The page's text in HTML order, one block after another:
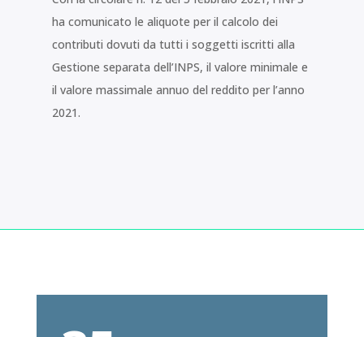
ha comunicato le aliquote per il calcolo dei
contributi dovuti da tutti i soggetti iscritti alla
Gestione separata dell’INPS, il valore minimale e
il valore massimale annuo del reddito per l’anno
2021.